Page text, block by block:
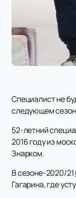
Специалист не
следующем
52-летний
2016 году из
Знарком.
В сезоне-2020/21
Гагарина, где